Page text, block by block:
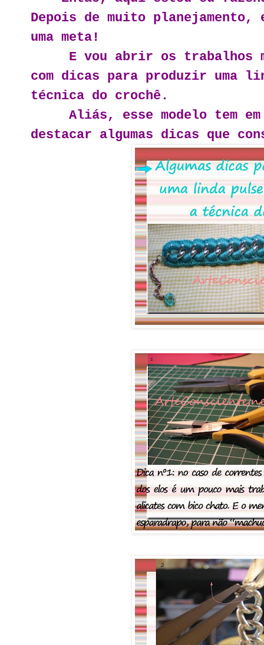
Depois de muito
uma meta!
E vou abrir os trabalhos
com dicas para produzir uma
técnica do crochê.
Aliás, esse modelo tem em
destacar algumas dicas que